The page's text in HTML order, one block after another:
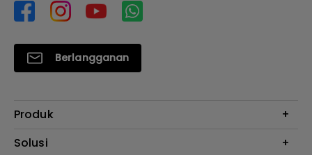
Berlangganan
Produk
Proyektor
Solusi